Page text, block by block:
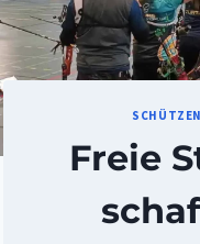
SCHÜTZEN
Freie